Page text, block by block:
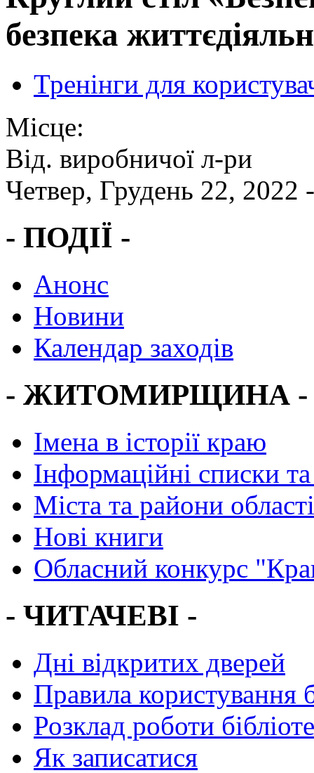
безпека
Тренінги для
Місце:
Від. виробничої л-ри
Четвер, Грудень 22, 2022
- ПОДІЇ -
Анонс
Новини
Календар заходів
- ЖИТОМИРЩИНА -
Імена в історії краю
Інформаційні списки
Міста та райони області
Нові книги
Обласний конкурс
- ЧИТАЧЕВІ -
Дні відкритих дверей
Правила користування
Розклад роботи
Як записатися